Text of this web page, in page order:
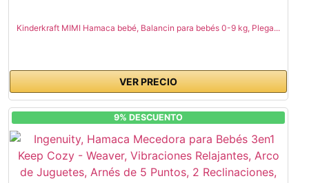
Kinderkraft MIMI Hamaca bebé, Balancin para bebés 0-9 kg, Plega...
VER PRECIO
9% DESCUENTO